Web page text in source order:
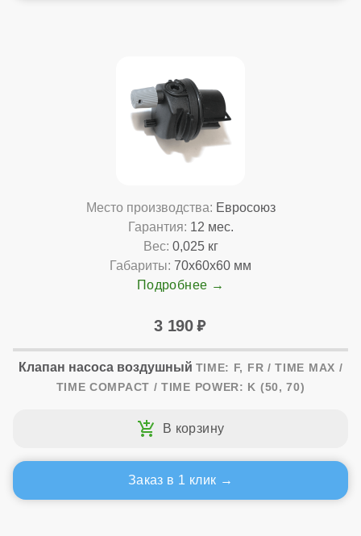
Место производства: Евросоюз
Гарантия: 12 мес.
Вес: 0,025 кг
Габариты: 70x60x60 мм
Подробнее
3 190
Клапан насоса воздушный TIME: F, FR / TIME MAX /
TIME COMPACT / TIME POWER: K (50, 70)
Заказ в 1 клик